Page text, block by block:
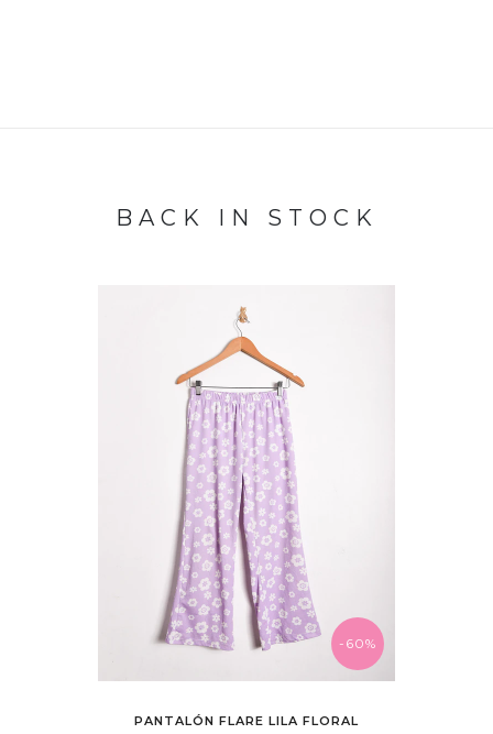
BACK IN STOCK
-60%
PANTALÓN FLARE LILA FLORAL